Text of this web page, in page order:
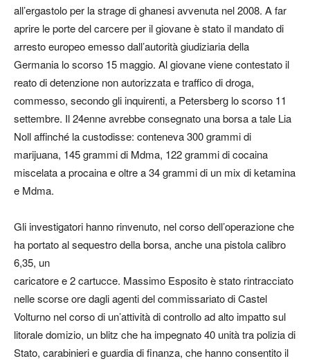
all’ergastolo per la strage di ghanesi avvenuta nel 2008. A far
aprire le porte del carcere per il giovane è stato il mandato di
arresto europeo emesso dall’autorità giudiziaria della
Germania lo scorso 15 maggio. Al giovane viene contestato il
reato di detenzione non autorizzata e traffico di droga,
commesso, secondo gli inquirenti, a Petersberg lo scorso 11
settembre. Il 24enne avrebbe consegnato una borsa a tale Lia
Noll affinché la custodisse: conteneva 300 grammi di
marijuana, 145 grammi di Mdma, 122 grammi di cocaina
miscelata a procaina e oltre a 34 grammi di un mix di ketamina
e Mdma.
Gli investigatori hanno rinvenuto, nel corso dell’operazione che
ha portato al sequestro della borsa, anche una pistola calibro
6,35, un
caricatore e 2 cartucce. Massimo Esposito è stato rintracciato
nelle scorse ore dagli agenti del commissariato di Castel
Volturno nel corso di un’attività di controllo ad alto impatto sul
litorale domizio, un blitz che ha impegnato 40 unità tra polizia di
Stato, carabinieri e guardia di finanza, che hanno consentito il